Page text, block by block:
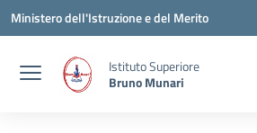
Vai ai contenuti
Vai al menu di navigazione
Vai al footer
Ministero dell'Istruzione e del Merito
Istituto Superiore
Bruno Munari